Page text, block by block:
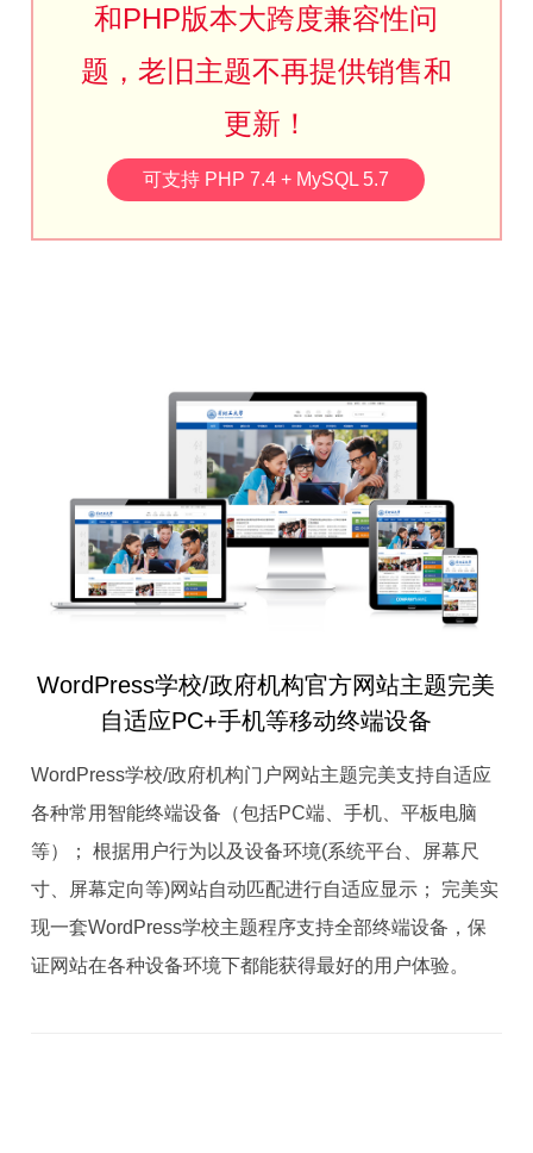
和PHP版本大跨度兼容性问
题，老旧主题不再提供销售和
更新！
可支持 PHP 7.4 + MySQL 5.7
WordPress学校/政府机构官方网站主题完美
自适应PC+手机等移动终端设备
WordPress学校/政府机构门户网站主题完美支持自适应
各种常用智能终端设备（包括PC端、手机、平板电脑
等）； 根据用户行为以及设备环境(系统平台、屏幕尺
寸、屏幕定向等)网站自动匹配进行自适应显示； 完美实
现一套WordPress学校主题程序支持全部终端设备，保
证网站在各种设备环境下都能获得最好的用户体验。